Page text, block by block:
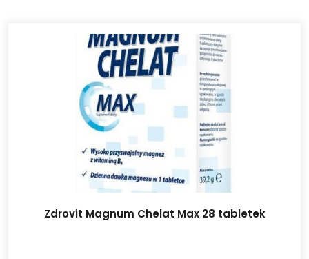
Zdrovit Magnum Chelat Max 28 tabletek